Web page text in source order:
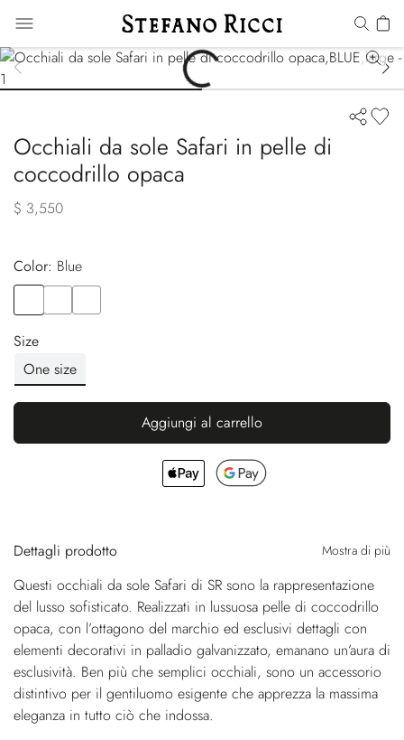
Occhiali da sole Safari in pelle di
coccodrillo opaca
$ 3,550
Color:
blue
Size
One size
Aggiungi al carrello
Dettagli prodotto Mostra di più
Questi occhiali da sole Safari di SR sono la rappresentazione
del lusso sofisticato. Realizzati in lussuosa pelle di coccodrillo
opaca, con l’ottagono del marchio ed esclusivi dettagli con
elementi decorativi in palladio galvanizzato, emanano un’aura di
esclusività. Ben più che semplici occhiali, sono un accessorio
distintivo per il gentiluomo esigente che apprezza la massima
eleganza in tutto ciò che indossa.